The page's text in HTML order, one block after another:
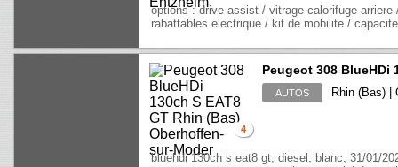
options : drive assist / vitrage calorifuge
rabattables electrique / kit de mobilite /
4
Peugeot 308 BlueHDi
AUTOS Rhin (Bas) |
bluehdi 130ch s eat8 gt, diesel, blanc, 31/01/